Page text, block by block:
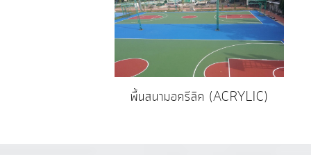
พื้นสนามอครีลิค (ACRYLIC)